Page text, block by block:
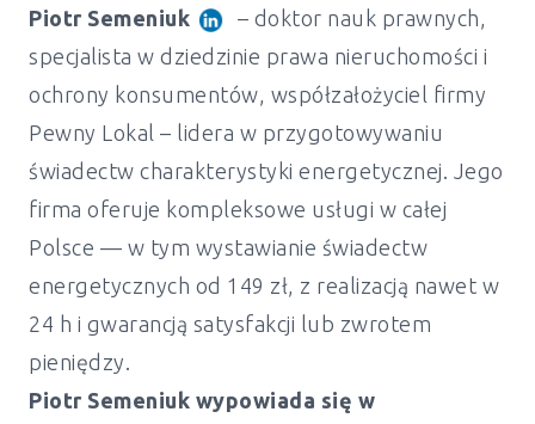
Piotr Semeniuk
– doktor nauk prawnych,
specjalista w dziedzinie prawa nieruchomości i
ochrony konsumentów, współzałożyciel firmy
Pewny Lokal – lidera w przygotowywaniu
świadectw charakterystyki energetycznej. Jego
firma oferuje kompleksowe usługi w całej
Polsce — w tym wystawianie świadectw
energetycznych od 149 zł, z realizacją nawet w
24 h i gwarancją satysfakcji lub zwrotem
pieniędzy.
Piotr Semeniuk wypowiada się w